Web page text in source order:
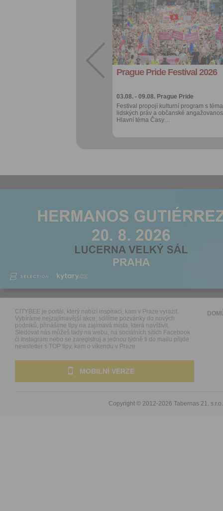
Prague Pride Festival 2026
03.08. - 09.08. Prague Pride
Festival propojí kulturní program s
lidských práv a občanské
Hlavní téma Časy…
Přidat do
oblíbených
Sdílet:
Facebook
export do
kalendáře
Více výhod pro
CITYBEE je portál, který nabízí inspiraci, kam v Praze vyrazit.
Vybíráme nejzajímavější akce, sdílíme pozvánky do nových
podniků, přinášíme tipy na zajímavá místa, která navštívit.
Sledovat nás můžeš tady na webu, na sociálních sítích Facebook
či Instagram nebo se zaregistruj a jednou týdně ti do mailu přijde
newsletter s TOP tipy, kam o víkendu v Praze.
MOBILNÍ VERZE
Copyright © 2012-2026 Tabernas 21, s.r.o.